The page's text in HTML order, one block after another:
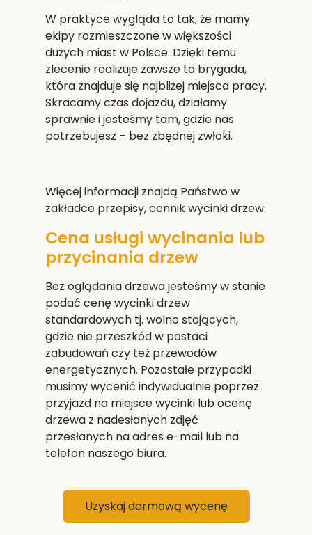
W praktyce wygląda to tak, że mamy
ekipy rozmieszczone w większości
dużych miast w Polsce. Dzięki temu
zlecenie realizuje zawsze ta brygada,
która znajduje się najbliżej miejsca pracy.
Skracamy czas dojazdu, działamy
sprawnie i jesteśmy tam, gdzie nas
potrzebujesz – bez zbędnej zwłoki.
Więcej informacji znajdą Państwo w
zakładce przepisy, cennik wycinki drzew.
Cena usługi wycinania lub
przycinania drzew
Bez oglądania drzewa jesteśmy w stanie
podać cenę wycinki drzew
standardowych tj. wolno stojących,
gdzie nie przeszkód w postaci
zabudowań czy też przewodów
energetycznych. Pozostałe przypadki
musimy wycenić indywidualnie poprzez
przyjazd na miejsce wycinki lub ocenę
drzewa z nadesłanych zdjęć
przesłanych na adres e-mail lub na
telefon naszego biura.
Uzyskaj darmową wycenę